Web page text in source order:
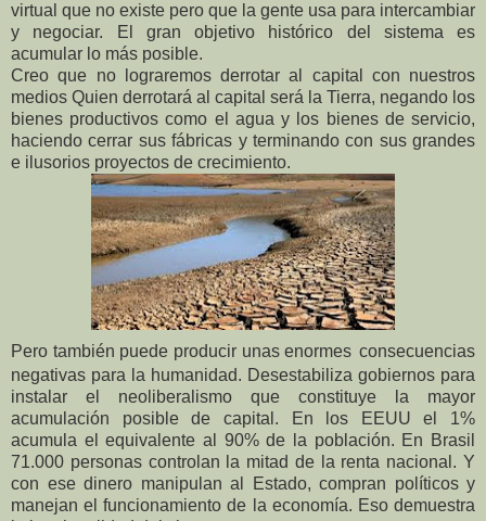
virtual que no existe pero que la gente usa para intercambiar
y negociar. El gran objetivo histórico del sistema es
acumular lo más posible.
Creo que no lograremos derrotar al capital con nuestros
medios Quien derrotará al capital será la Tierra, negando los
bienes productivos como el agua y los bienes de servicio,
haciendo cerrar sus fábricas y terminando con sus grandes
e ilusorios proyectos de crecimiento.
Pero también puede producir unas enormes consecuencias
negativas para la humanidad. Desestabiliza gobiernos para
instalar el neoliberalismo que constituye la mayor
acumulación posible de capital. En los EEUU el 1%
acumula el equivalente al 90% de la población. En Brasil
71.000 personas controlan la mitad de la renta nacional. Y
con ese dinero manipulan al Estado, compran políticos y
manejan el funcionamiento de la economía. Eso demuestra